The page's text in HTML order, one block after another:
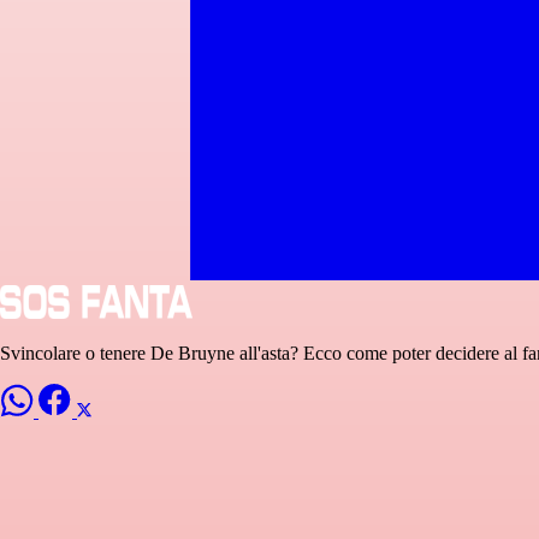
Svincolare o tenere De Bruyne all'asta? Ecco come poter decidere al